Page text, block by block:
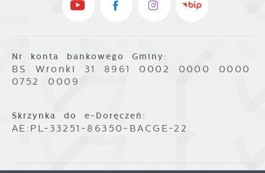
Nr konta bankowego Gminy:
BS Wronki 31 8961 0002 0000 0000
0752 0009
Skrzynka do e-Doręczeń:
AE:PL-33251-86350-BACGE-22